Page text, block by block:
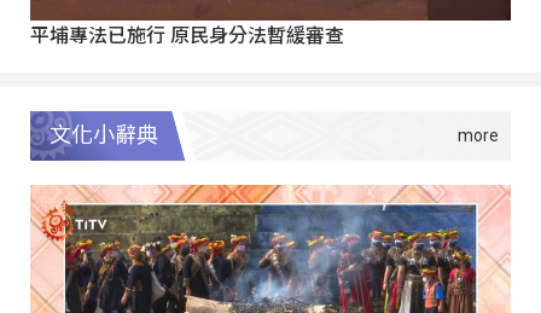
平埔專法已施行 原民身分法暫緩審查
文化小辭典